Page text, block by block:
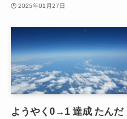
2025年01月27日
ようやく0→1 達成 たんだ